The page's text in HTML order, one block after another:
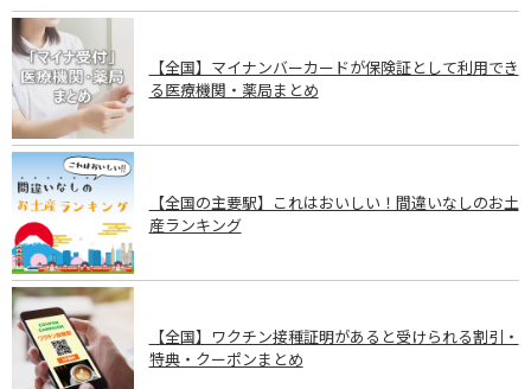
【全国】マイナンバーカードが保険証として利用でき
る医療機関・薬局まとめ
【全国の主要駅】これはおいしい！間違いなしのお土
産ランキング
【全国】ワクチン接種証明があると受けられる割引・
特典・クーポンまとめ